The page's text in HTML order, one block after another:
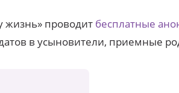
проводит бесплатные
в усыновители, приемные